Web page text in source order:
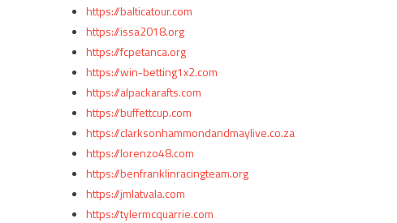
https://balticatour.com
https://issa2018.org
https://fcpetanca.org
https://win-betting1x2.com
https://alpackarafts.com
https://buffettcup.com
https://clarksonhammondandmaylive.co.za
https://lorenzo48.com
https://benfranklinracingteam.org
https://jmlatvala.com
https://tylermcquarrie.com